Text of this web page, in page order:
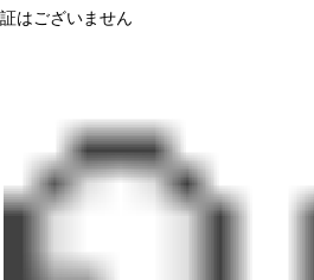
証はございません